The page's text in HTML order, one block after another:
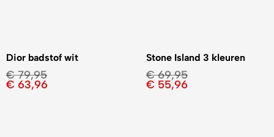
Dior badstof wit
€79,95
€ 63,96
Stone Island 3 kleuren
€69,95
€ 55,96